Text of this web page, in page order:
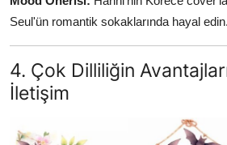
Seul'ün romantik sokaklarında hayal edin.
4. Çok Dilliliğin
İletişim